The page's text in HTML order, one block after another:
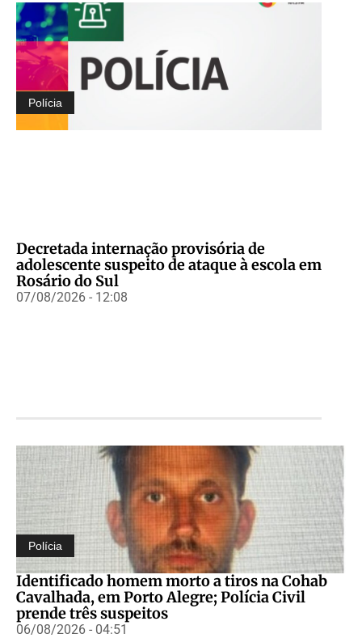
Polícia
Decretada internação provisória de
adolescente suspeito de ataque à escola em
Rosário do Sul
07/08/2026 - 12:08
Polícia
Identificado homem morto a tiros na Cohab
Cavalhada, em Porto Alegre; Polícia Civil
prende três suspeitos
06/08/2026 - 04:51